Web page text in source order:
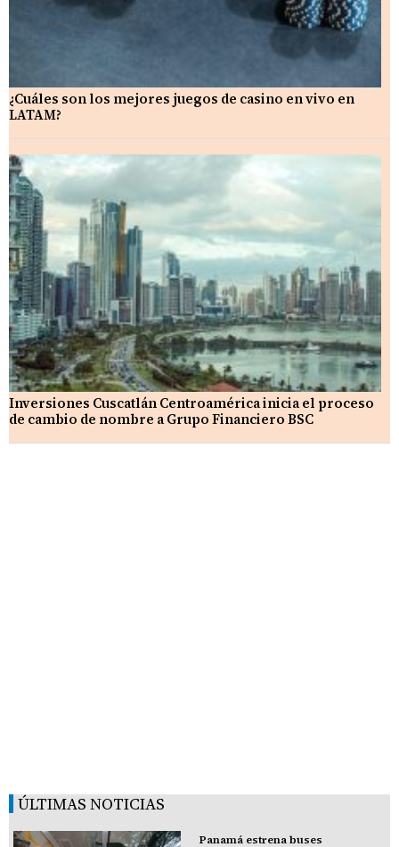
¿Cuáles son los mejores juegos de casino en vivo en
LATAM?
Inversiones Cuscatlán Centroamérica inicia el proceso
de cambio de nombre a Grupo Financiero BSC
ÚLTIMAS NOTICIAS
Panamá estrena buses